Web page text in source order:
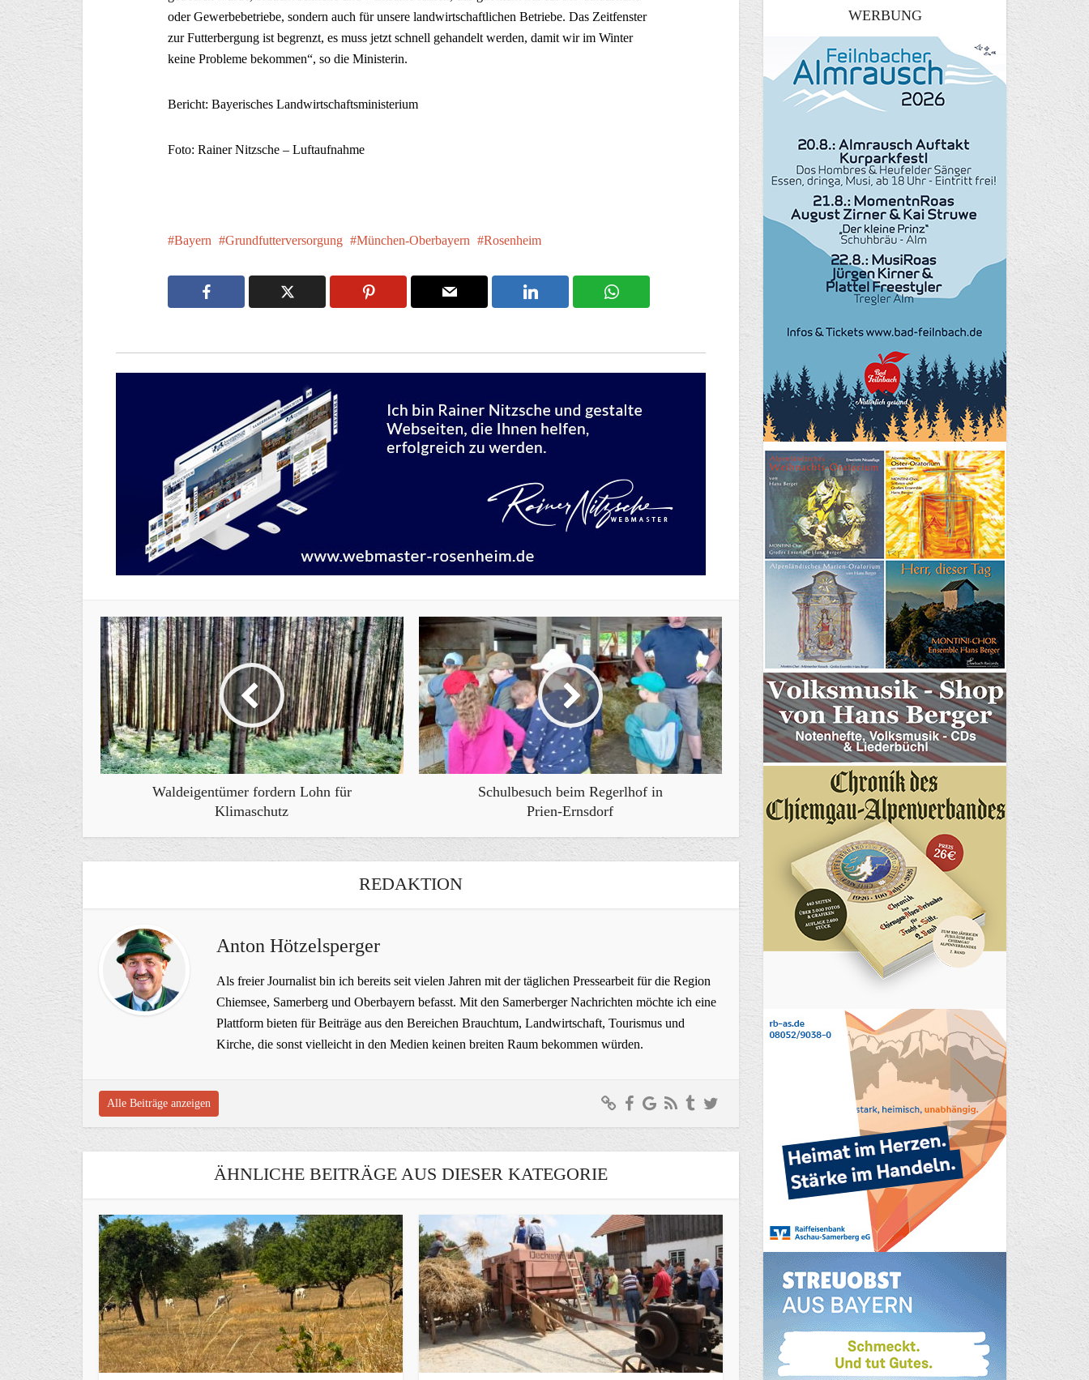
oder Gewerbebetriebe, sondern auch für unsere landwirtschaftlichen Betriebe. Das Zeitfenster
zur Futterbergung ist begrenzt, es muss jetzt schnell gehandelt werden, damit wir im Winter
keine Probleme bekommen“, so die Ministerin.
Bericht: Bayerisches Landwirtschaftsministerium
Foto: Rainer Nitzsche – Luftaufnahme
Bayern Grundfutterversorgung München-Oberbayern Rosenheim
Waldeigentümer fordern Lohn für
Klimaschutz
Schulbesuch beim Regerlhof in
Prien-Ernsdorf
REDAKTION
Anton Hötzelsperger
Als freier Journalist bin ich bereits seit vielen Jahren mit der täglichen Pressearbeit für die Region
Chiemsee, Samerberg und Oberbayern befasst. Mit den Samerberger Nachrichten möchte ich eine
Plattform bieten für Beiträge aus den Bereichen Brauchtum, Landwirtschaft, Tourismus und
Kirche, die sonst vielleicht in den Medien keinen breiten Raum bekommen würden.
Alle Beiträge anzeigen
ÄHNLICHE BEITRÄGE AUS DIESER KATEGORIE
WERBUNG